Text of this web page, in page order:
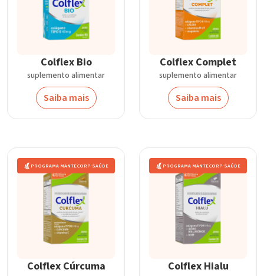
Colflex Bio
suplemento alimentar
Saiba mais
Colflex Complet
suplemento alimentar
Saiba mais
PROGRAMA MANTECORP SAÚDE
Colflex Cúrcuma
PROGRAMA MANTECORP SAÚDE
Colflex Hialu